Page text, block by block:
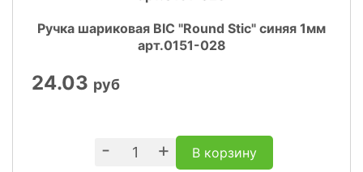
Ручка шариковая BIC "Round Stic" синяя 1мм
арт.0151-028
24.03 руб
- + В корзину